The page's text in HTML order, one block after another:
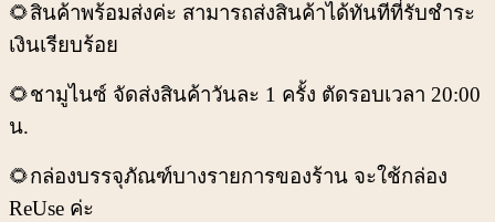
🌻สินค้าพร้อมส่งค่ะ สามารถส่งสินค้าได้ทันทีที่รับชำระ
เงินเรียบร้อย
🌻ชามูไนซ์ จัดส่งสินค้าวันละ 1 ครั้ง ตัดรอบเวลา 20:00
น.
🌻กล่องบรรจุภัณฑ์บางรายการของร้าน จะใช้กล่อง
ReUse ค่ะ